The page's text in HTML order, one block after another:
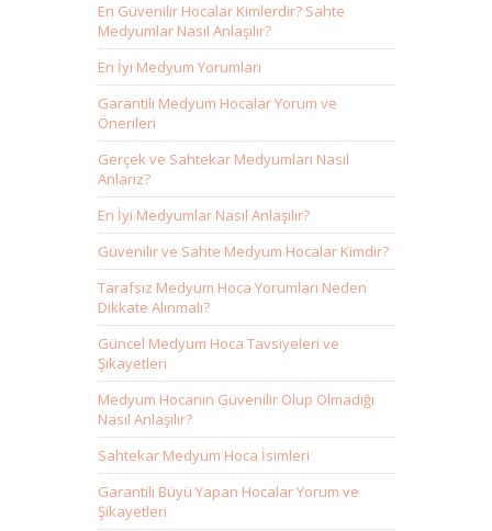
En Güvenilir Hocalar Kimlerdir? Sahte
Medyumlar Nasıl Anlaşılır?
En İyi Medyum Yorumları
Garantili Medyum Hocalar Yorum ve
Önerileri
Gerçek ve Sahtekar Medyumları Nasıl
Anlarız?
En İyi Medyumlar Nasıl Anlaşılır?
Güvenilir ve Sahte Medyum Hocalar Kimdir?
Tarafsız Medyum Hoca Yorumları Neden
Dikkate Alınmalı?
Güncel Medyum Hoca Tavsiyeleri ve
Şikayetleri
Medyum Hocanın Güvenilir Olup Olmadığı
Nasıl Anlaşılır?
Sahtekar Medyum Hoca İsimleri
Garantili Büyü Yapan Hocalar Yorum ve
Şikayetleri